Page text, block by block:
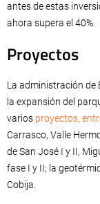
antes de estas
ahora supera el 40%.
Proyectos
La administración de
la expansión del
varios proyectos,
Carrasco, Valle
de San José I y II,
fase I y II; la
Cobija.